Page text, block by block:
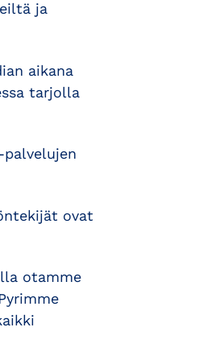
ja
aikana
tarjolla
palvelujen
ovat
otamme